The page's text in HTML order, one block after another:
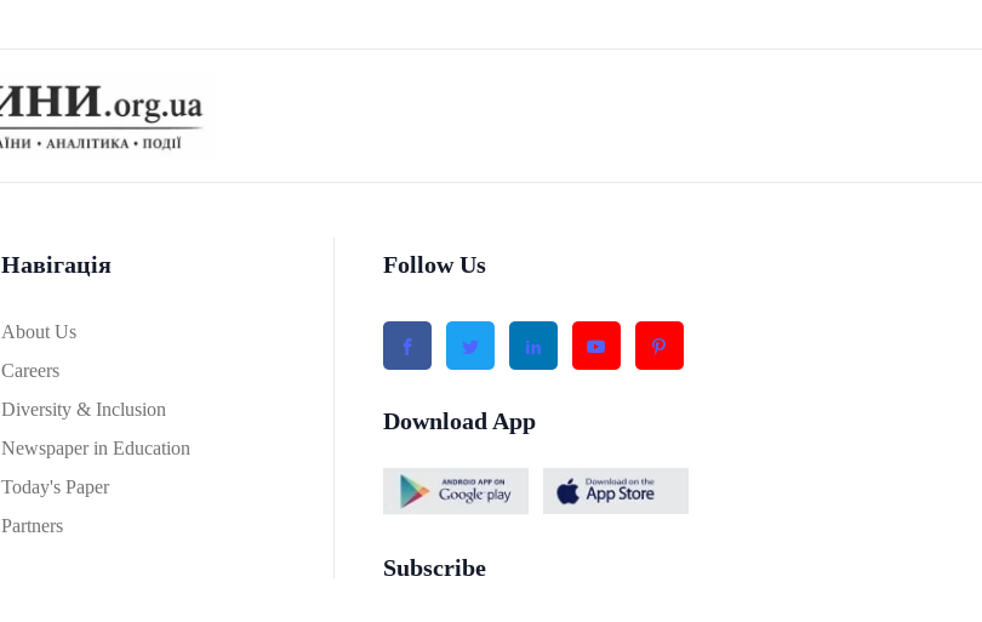
Навігація
About Us
Careers
Diversity & Inclusion
Newspaper in Education
Today's Paper
Partners
Follow Us
Download App
Subscribe